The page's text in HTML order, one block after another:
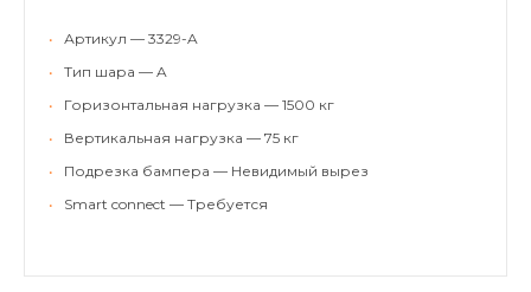
•
Артикул — 3329-A
•
Тип шара — A
•
Горизонтальная нагрузка — 1500 кг
•
Вертикальная нагрузка — 75 кг
•
Подрезка бампера — Невидимый вырез
•
Smart connect — Требуется